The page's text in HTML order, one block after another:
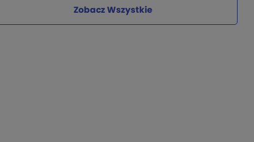
Zobacz Wszystkie